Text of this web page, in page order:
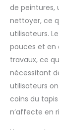
de peintures,
nettoyer, ce
utilisateurs.
pouces et en
travaux, ce
nécessitant
utilisateurs
coins du
n’affecte en